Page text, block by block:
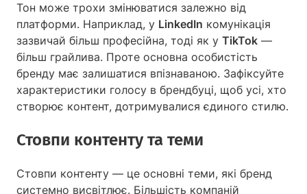
Тон може трохи змінюватися залежно від
платформи. Наприклад, у LinkedIn комунікація
зазвичай більш професійна, тоді як у TikTok —
більш грайлива. Проте основна особистість
бренду має залишатися впізнаваною. Зафіксуйте
характеристики голосу в брендбуці, щоб усі, хто
створює контент, дотримувалися єдиного стилю.
Стовпи контенту та теми
Стовпи контенту — це основні теми, які бренд
системно висвітлює. Більшість компаній